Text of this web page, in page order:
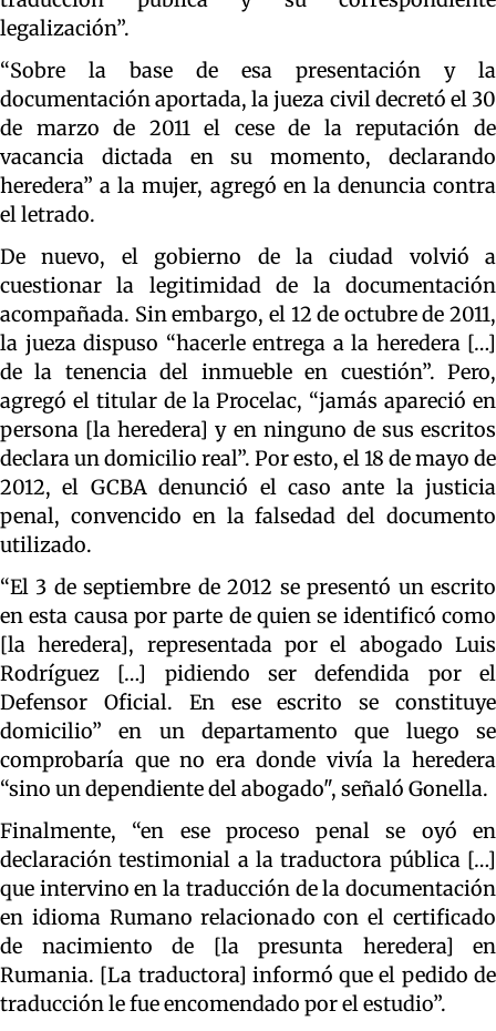
legalización”.
“Sobre la base de esa presentación y la
documentación aportada, la jueza civil decretó el 30
de marzo de 2011 el cese de la reputación de
vacancia dictada en su momento, declarando
heredera” a la mujer, agregó en la denuncia contra
el letrado.
De nuevo, el gobierno de la ciudad volvió a
cuestionar la legitimidad de la documentación
acompañada. Sin embargo, el 12 de octubre de 2011,
la jueza dispuso “hacerle entrega a la heredera […]
de la tenencia del inmueble en cuestión”. Pero,
agregó el titular de la Procelac, “jamás apareció en
persona [la heredera] y en ninguno de sus escritos
declara un domicilio real”. Por esto, el 18 de mayo de
2012, el GCBA denunció el caso ante la justicia
penal, convencido en la falsedad del documento
utilizado.
“El 3 de septiembre de 2012 se presentó un escrito
en esta causa por parte de quien se identificó como
[la heredera], representada por el abogado Luis
Rodríguez […] pidiendo ser defendida por el
Defensor Oficial. En ese escrito se constituye
domicilio” en un departamento que luego se
comprobaría que no era donde vivía la heredera
“sino un dependiente del abogado", señaló Gonella.
Finalmente, “en ese proceso penal se oyó en
declaración testimonial a la traductora pública […]
que intervino en la traducción de la documentación
en idioma Rumano relacionado con el certificado
de nacimiento de [la presunta heredera] en
Rumania. [La traductora] informó que el pedido de
traducción le fue encomendado por el estudio”.